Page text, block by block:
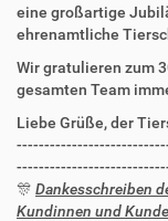
eine großartige
ehrenamtliche
Wir gratulieren zum
gesamten Team
Liebe Grüße, der
🎊 Dankesschreiben
Kundinnen und